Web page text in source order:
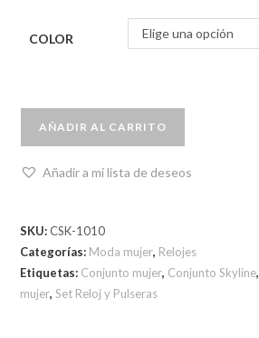
COLOR Elige una opción
AÑADIR AL CARRITO
Añadir a mi lista de deseos
SKU:CSK-1010
Categorías: Moda mujer, Relojes
Etiquetas: Conjunto mujer, Conjunto Skyline,
mujer,Set Reloj y Pulseras